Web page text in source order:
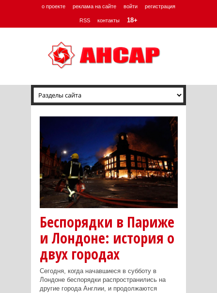
о проекте реклама на сайте войти регистрация
RSS контакты 18+
Беспорядки в Париже
и Лондоне: история о
двух городах
Сегодня, когда начавшиеся в субботу в
Лондоне беспорядки распространились на
другие города Англии, и продолжаются